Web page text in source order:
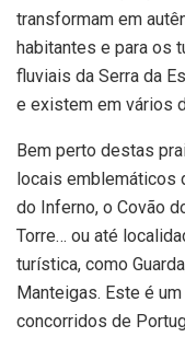
transformam em
habitantes e para os
fluviais da Serra da
e existem em vários
Bem perto destas
locais emblemáticos
do Inferno, o Covão
Torre… ou até
turística, como
Manteigas. Este é
concorridos de